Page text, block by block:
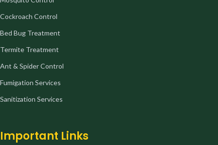
Cockroach Control
Bed Bug Treatment
Termite Treatment
Ant & Spider Control
Fumigation Services
Sanitization Services
Important Links